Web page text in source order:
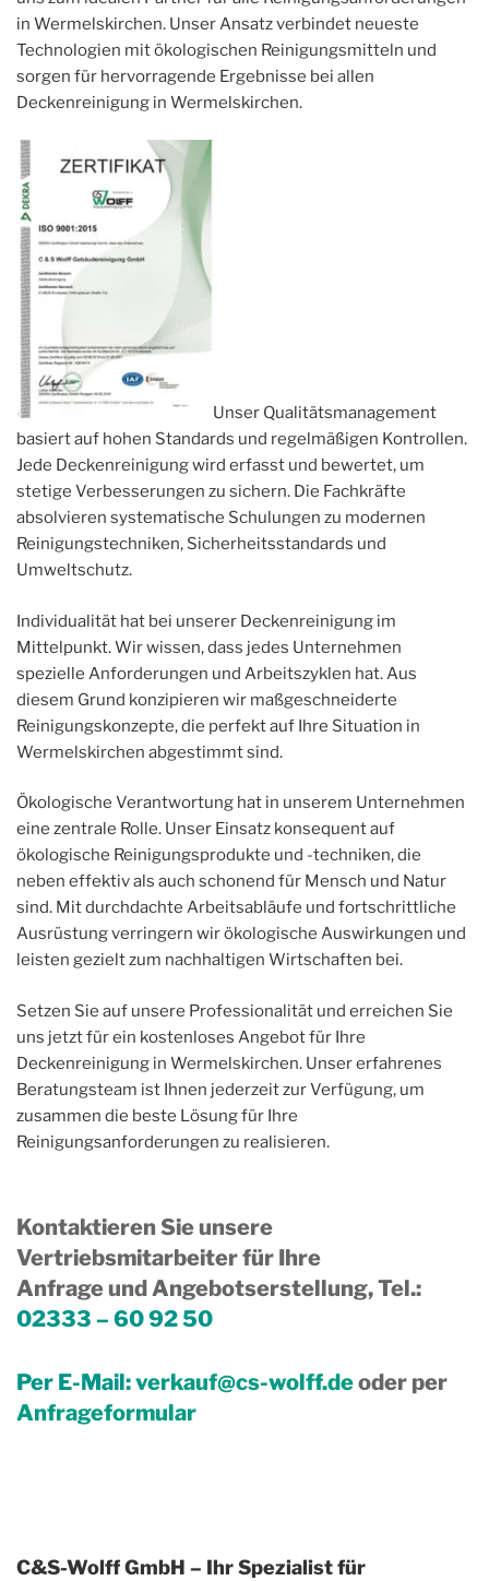
in Wermelskirchen. Unser Ansatz verbindet neueste
Technologien mit ökologischen Reinigungsmitteln und
sorgen für hervorragende Ergebnisse bei allen
Deckenreinigung in Wermelskirchen.
Unser Qualitätsmanagement
basiert auf hohen Standards und regelmäßigen Kontrollen.
Jede Deckenreinigung wird erfasst und bewertet, um
stetige Verbesserungen zu sichern. Die Fachkräfte
absolvieren systematische Schulungen zu modernen
Reinigungstechniken, Sicherheitsstandards und
Umweltschutz.
Individualität hat bei unserer Deckenreinigung im
Mittelpunkt. Wir wissen, dass jedes Unternehmen
spezielle Anforderungen und Arbeitszyklen hat. Aus
diesem Grund konzipieren wir maßgeschneiderte
Reinigungskonzepte, die perfekt auf Ihre Situation in
Wermelskirchen abgestimmt sind.
Ökologische Verantwortung hat in unserem Unternehmen
eine zentrale Rolle. Unser Einsatz konsequent auf
ökologische Reinigungsprodukte und -techniken, die
neben effektiv als auch schonend für Mensch und Natur
sind. Mit durchdachte Arbeitsabläufe und fortschrittliche
Ausrüstung verringern wir ökologische Auswirkungen und
leisten gezielt zum nachhaltigen Wirtschaften bei.
Setzen Sie auf unsere Professionalität und erreichen Sie
uns jetzt für ein kostenloses Angebot für Ihre
Deckenreinigung in Wermelskirchen. Unser erfahrenes
Beratungsteam ist Ihnen jederzeit zur Verfügung, um
zusammen die beste Lösung für Ihre
Reinigungsanforderungen zu realisieren.
Kontaktieren Sie unsere
Vertriebsmitarbeiter für Ihre
Anfrage und Angebotserstellung, Tel.:
02333 – 60 92 50
Per E-Mail:verkauf@cs-wolff.deoder per
Anfrageformular
C&S-Wolff GmbH – Ihr Spezialist für